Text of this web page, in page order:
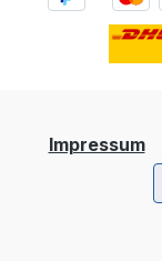
Impressum